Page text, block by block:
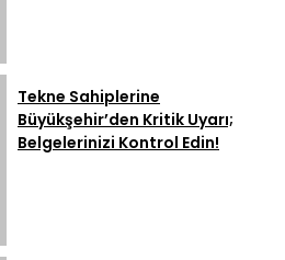
Tekne Sahiplerine
Büyükşehir’den Kritik Uyarı;
Belgelerinizi Kontrol Edin!